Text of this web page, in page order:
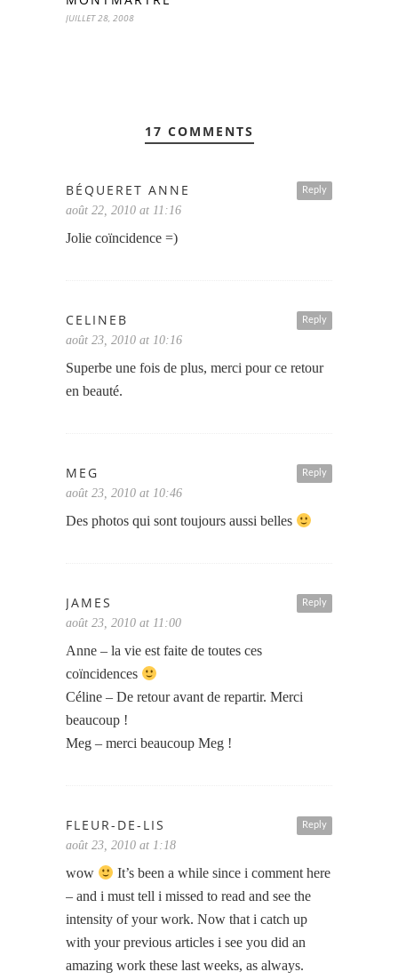
JUILLET 28, 2008
17 COMMENTS
Reply
BÉQUERET ANNE
août 22, 2010 at 11:16
Jolie coïncidence =)
Reply
CELINEB
août 23, 2010 at 10:16
Superbe une fois de plus, merci pour ce retour
en beauté.
Reply
MEG
août 23, 2010 at 10:46
Des photos qui sont toujours aussi belles
Reply
JAMES
août 23, 2010 at 11:00
Anne – la vie est faite de toutes ces
coïncidences
Céline – De retour avant de repartir. Merci
beaucoup !
Meg – merci beaucoup Meg !
Reply
FLEUR-DE-LIS
août 23, 2010 at 1:18
wow
It’s been a while since i comment here
– and i must tell i missed to read and see the
intensity of your work. Now that i catch up
with your previous articles i see you did an
amazing work these last weeks, as always.